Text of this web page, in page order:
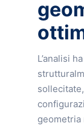
L’analisi
geometria